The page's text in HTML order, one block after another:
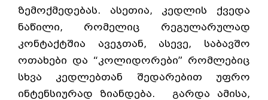
ზემოქმედებას. ასეთია, კედლის ქვედა
ნაწილი, რომელიც რეგულარულად
კონტაქტშია ავეჯთან, ასევე, საბავშო
ოთახები და “კოლიდორები” რომლებიც
სხვა კედლებთან შედარებით უფრო
ინტენსიურად ზიანდება. გარდა ამისა,